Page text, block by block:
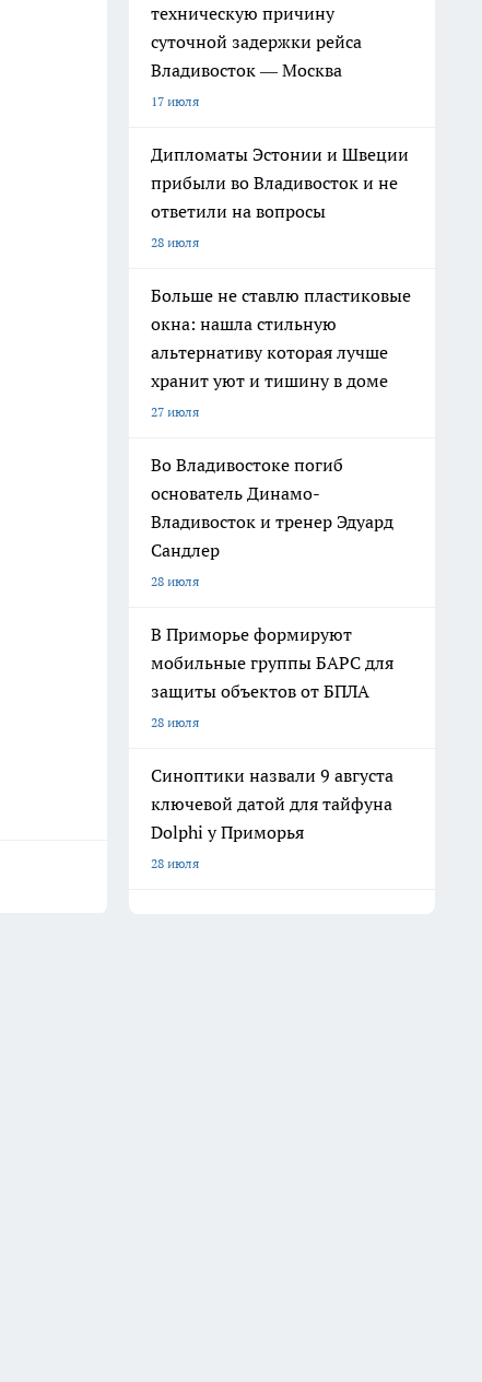
техническую причину
суточной задержки рейса
Владивосток — Москва
17 июля
Дипломаты Эстонии и Швеции
прибыли во Владивосток и не
ответили на вопросы
28 июля
Больше не ставлю пластиковые
окна: нашла стильную
альтернативу которая лучше
хранит уют и тишину в доме
27 июля
Во Владивостоке погиб
основатель Динамо-
Владивосток и тренер Эдуард
Сандлер
28 июля
В Приморье формируют
мобильные группы БАРС для
защиты объектов от БПЛА
28 июля
Синоптики назвали 9 августа
ключевой датой для тайфуна
Dolphi у Приморья
28 июля